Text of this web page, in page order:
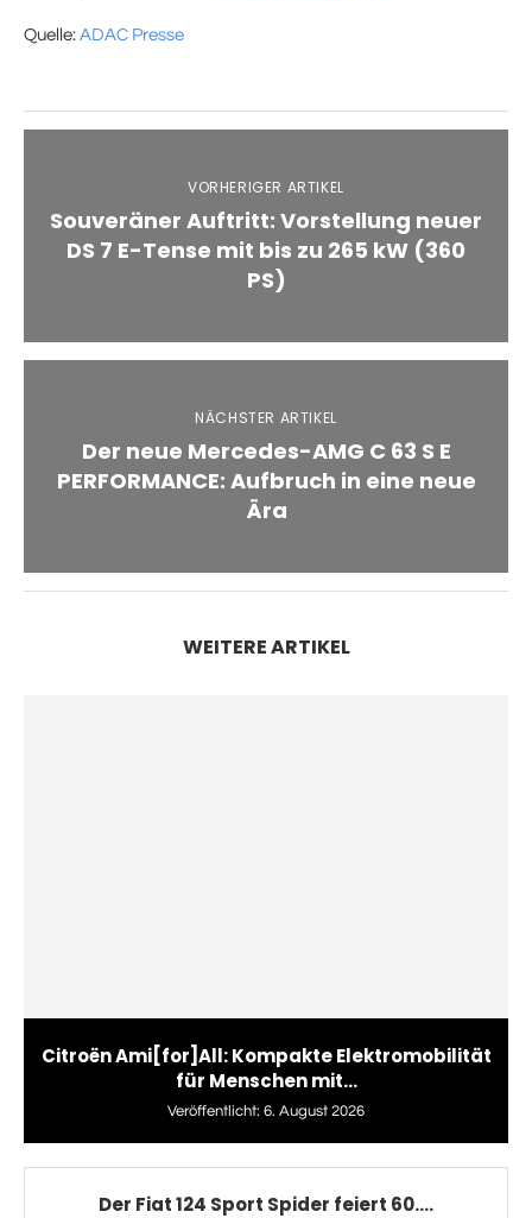
Quelle: ADAC Presse
VORHERIGER ARTIKEL
Souveräner Auftritt: Vorstellung neuer
DS 7 E-Tense mit bis zu 265 kW (360
PS)
NÄCHSTER ARTIKEL
Der neue Mercedes-AMG C 63 S E
PERFORMANCE: Aufbruch in eine neue
Ära
WEITERE ARTIKEL
Citroën Ami[for]All: Kompakte Elektromobilität
für Menschen mit...
Veröffentlicht: 6. August 2026
Der Fiat 124 Sport Spider feiert 60....